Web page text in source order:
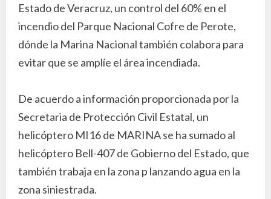
Estado de Veracruz, un control del 60% en el
incendio del Parque Nacional Cofre de Perote,
dónde la Marina Nacional también colabora para
evitar que se amplíe el área incendiada.
De acuerdo a información proporcionada por la
Secretaria de Protección Civil Estatal, un
helicóptero MI16 de MARINA se ha sumado al
helicóptero Bell-407 de Gobierno del Estado, que
también trabaja en la zona p lanzando agua en la
zona siniestrada.